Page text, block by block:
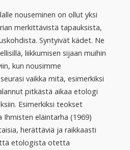
nouseminen on ollut yksi
merkittävistä tapauksista,
Syntyivät kädet. Ne
liikkumisen sijaan muihin
kun nousimme
vaikka mitä, esimerkiksi
pitkästä aikaa etologi
Esimerkiksi teokset
Ihmisten eläintarha (1969)
herättäviä ja raikkaasti
etologista otetta